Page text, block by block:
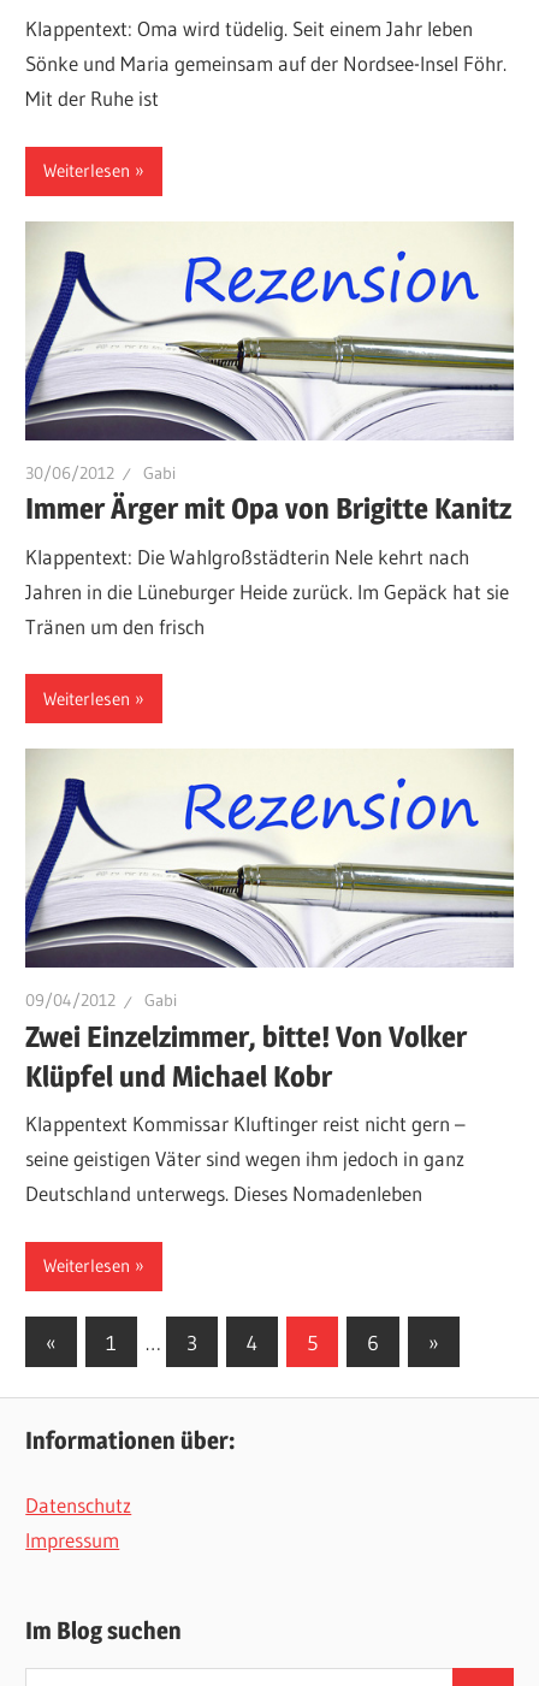
Klappentext: Oma wird tüdelig. Seit einem Jahr leben
Sönke und Maria gemeinsam auf der Nordsee-Insel Föhr.
Mit der Ruhe ist
Weiterlesen
30/06/2012 Gabi
Immer Ärger mit Opa von Brigitte Kanitz
Klappentext: Die Wahlgroßstädterin Nele kehrt nach
Jahren in die Lüneburger Heide zurück. Im Gepäck hat sie
Tränen um den frisch
Weiterlesen
09/04/2012 Gabi
Zwei Einzelzimmer, bitte! Von Volker
Klüpfel und Michael Kobr
Klappentext Kommissar Kluftinger reist nicht gern –
seine geistigen Väter sind wegen ihm jedoch in ganz
Deutschland unterwegs. Dieses Nomadenleben
Weiterlesen
Seitennummerierung
Beiträge
« Vorherige
Beiträge
1 … 3 4 5 6
Nächste
Beiträge
»
Informationen über:
Datenschutz
Impressum
Im Blog suchen